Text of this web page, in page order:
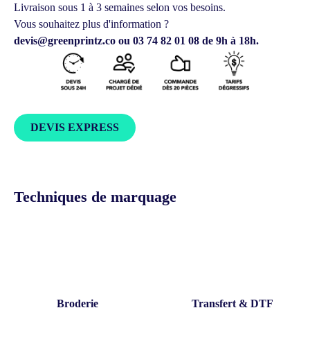
Livraison sous 1 à 3 semaines selon vos besoins.
Vous souhaitez plus d'information ?
devis@greenprintz.co ou 03 74 82 01 08 de 9h à 18h.
DEVIS EXPRESS
Techniques de marquage
Broderie Transfert & DTF